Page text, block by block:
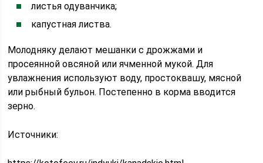
листья одуванчика;
капустная листва.
Молодняку делают мешанки с дрожжами и
просеянной овсяной или ячменной мукой. Для
увлажнения используют воду, простоквашу, мясной
или рыбный бульон. Постепенно в корма вводится
зерно.
Источники: